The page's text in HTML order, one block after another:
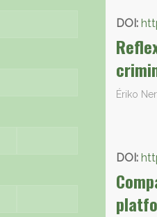
DOI:
Ériko
DOI: